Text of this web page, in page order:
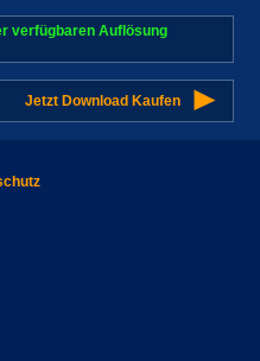
verfügbaren Auflösung
Jetzt Download Kaufen